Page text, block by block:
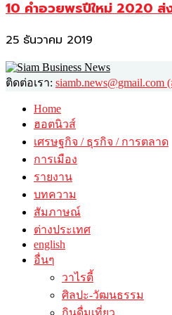
10 คำอวยพรปีใหม่ 2020
25 ธันวาคม 2019
ติดต่อเรา:
Home
ฮอตนิวส์
เศรษฐกิจ / ธุรกิจ / การตลาด
การเมือง
รายงาน
บทความ
สัมภาษณ์
ต่างประเทศ
english
อื่นๆ
วาไรตี้
ศิลปะ-วัฒนธรรม
กินดื่มเที่ยว